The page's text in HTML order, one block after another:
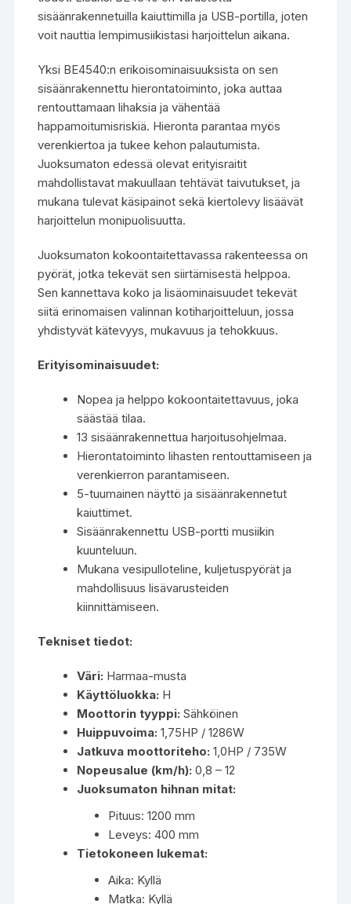
sisäänrakennetuilla kaiuttimilla ja USB-portilla, joten
voit nauttia lempimusiikistasi harjoittelun aikana.
Yksi BE4540:n erikoisominaisuuksista on sen
sisäänrakennettu hierontatoiminto, joka auttaa
rentouttamaan lihaksia ja vähentää
happamoitumisriskiä. Hieronta parantaa myös
verenkiertoa ja tukee kehon palautumista.
Juoksumaton edessä olevat erityisraitit
mahdollistavat makuullaan tehtävät taivutukset, ja
mukana tulevat käsipainot sekä kiertolevy lisäävät
harjoittelun monipuolisuutta.
Juoksumaton kokoontaitettavassa rakenteessa on
pyörät, jotka tekevät sen siirtämisestä helppoa.
Sen kannettava koko ja lisäominaisuudet tekevät
siitä erinomaisen valinnan kotiharjoitteluun, jossa
yhdistyvät kätevyys, mukavuus ja tehokkuus.
Erityisominaisuudet:
Nopea ja helppo kokoontaitettavuus, joka
säästää tilaa.
13 sisäänrakennettua harjoitusohjelmaa.
Hierontatoiminto lihasten rentouttamiseen ja
verenkierron parantamiseen.
5-tuumainen näyttö ja sisäänrakennetut
kaiuttimet.
Sisäänrakennettu USB-portti musiikin
kuunteluun.
Mukana vesipulloteline, kuljetuspyörät ja
mahdollisuus lisävarusteiden
kiinnittämiseen.
Tekniset tiedot:
Väri: Harmaa-musta
Käyttöluokka: H
Moottorin tyyppi: Sähköinen
Huippuvoima: 1,75HP / 1286W
Jatkuva moottoriteho: 1,0HP / 735W
Nopeusalue (km/h): 0,8 – 12
Juoksumaton hihnan mitat:
Pituus: 1200 mm
Leveys: 400 mm
Tietokoneen lukemat:
Aika: Kyllä
Matka: Kyllä